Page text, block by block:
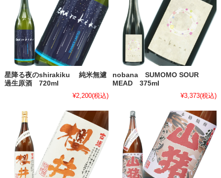
星降る夜のshirakiku 純米無濾
過生原酒 720ml
¥2,200(税込)
nobana SUMOMO SOUR
MEAD 375ml
¥3,373(税込)